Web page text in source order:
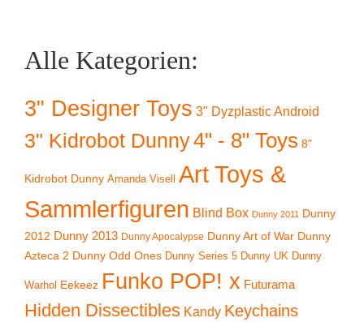
Alle Kategorien:
3" Designer Toys 3" Dyzplastic Android
3" Kidrobot Dunny4" - 8" Toys 8"
Kidrobot Dunny Amanda Visell
Art Toys &
Sammlerfiguren Blind Box Dunny 2011
Dunny
2012 Dunny 2013 Dunny Apocalypse Dunny Art of War Dunny
Azteca 2 Dunny Odd Ones Dunny Series 5 Dunny UK Dunny
Warhol Eekeez Funko POP! x Futurama
Hidden Dissectibles Kandy Keychains